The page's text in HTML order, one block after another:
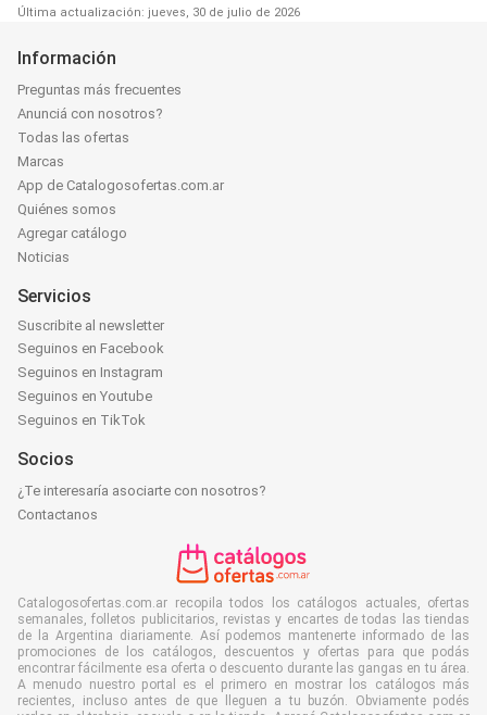
Última actualización: jueves, 30 de julio de 2026
Información
Preguntas más frecuentes
Anunciá con nosotros?
Todas las ofertas
Marcas
App de Catalogosofertas.com.ar
Quiénes somos
Agregar catálogo
Noticias
Servicios
Suscribite al newsletter
Seguinos en Facebook
Seguinos en Instagram
Seguinos en Youtube
Seguinos en TikTok
Socios
¿Te interesaría asociarte con nosotros?
Contactanos
Catalogosofertas.com.ar recopila todos los catálogos actuales, ofertas
semanales, folletos publicitarios, revistas y encartes de todas las tiendas
de la Argentina diariamente. Así podemos mantenerte informado de las
promociones de los catálogos, descuentos y ofertas para que podás
encontrar fácilmente esa oferta o descuento durante las gangas en tu área.
A menudo nuestro portal es el primero en mostrar los catálogos más
recientes, incluso antes de que lleguen a tu buzón. Obviamente podés